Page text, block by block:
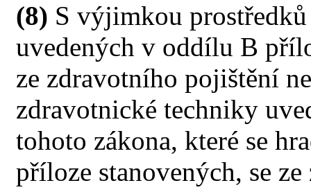
(8) S výjimkou
uvedených v oddílu B
ze zdravotního pojištění
zdravotnické techniky
tohoto zákona, které se
příloze stanovených, se